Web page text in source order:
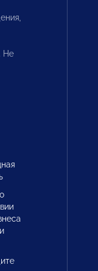
Не